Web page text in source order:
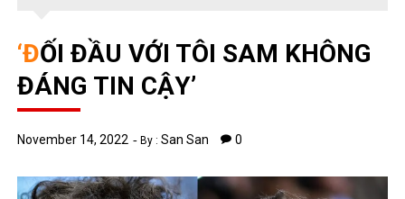
‘ĐỐI ĐẦU VỚI TÔI SAM KHÔNG
ĐÁNG TIN CẬY’
November 14, 2022 By :San San 0